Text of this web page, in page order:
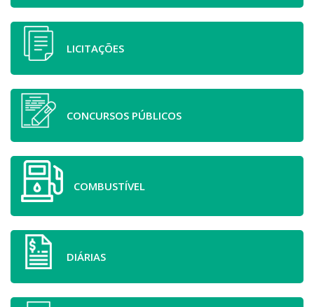
LICITAÇÕES
CONCURSOS PÚBLICOS
COMBUSTÍVEL
DIÁRIAS